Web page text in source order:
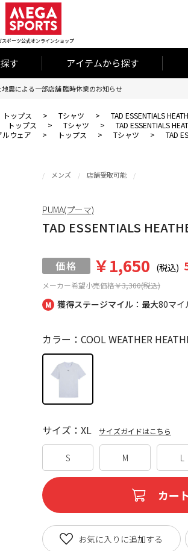
スポーツ公式オンラインショップ
す アイテムから探す
震による一部店舗 臨時休業のお知らせ
トップス > Tシャツ >
TAD ESSENTIALS
トップス > Tシャツ >
TAD ESSENTIALS
ルウェア > トップス > Tシャツ > TAD
獲得ステージマイル：最大80マイ
メンズ 店舗受取可能
TAD ESSENTIALS
メーカー希望小売価格￥3,300(税込)
￥1,650 (税込)
カラー：COOL WEATHER
S M L
サイズ：XL サイズガイドはこちら
カー
お気に入りに追加する
PUMA(プーマ)